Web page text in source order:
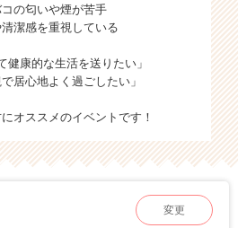
の匂いや煙が苦手
潔感を重視している
健康的な生活を送りたい」
で居心地よく過ごしたい」
オススメのイベントです！
変更